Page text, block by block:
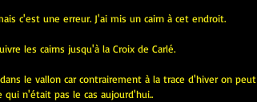
c'est une erreur. J'ai mis un cairn à cet endroit.
les cairns jusqu'à la Croix de Carlé.
le vallon car contrairement à la trace d'hiver on peut
n'était pas le cas aujourd'hui..